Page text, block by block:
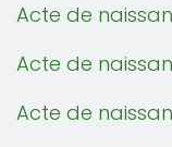
Acte de
Acte de
Acte de